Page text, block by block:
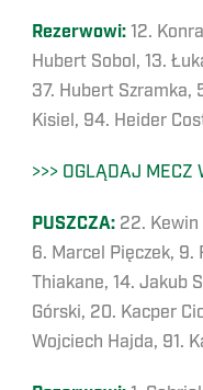
Rezerwowi: 12.
Hubert Sobol, 13.
37. Hubert Szramka,
Kisiel, 94. Heider
>>> OGLĄDAJ MECZ
PUSZCZA: 22. Kewin
6. Marcel Pięczek, 9.
Thiakane, 14. Jakub
Górski, 20. Kacper
Wojciech Hajda, 91.